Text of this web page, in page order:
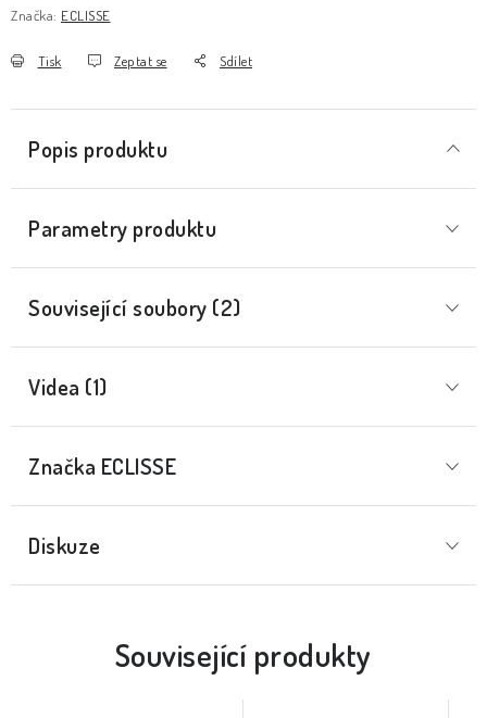
Značka: ECLISSE
Tisk Zeptat se Sdílet
Popis produktu
Parametry produktu
Související soubory (2)
Videa (1)
Značka ECLISSE
Diskuze
Související produkty